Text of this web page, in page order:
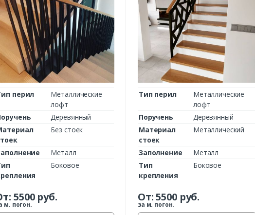
перил
Металлические
лофт
Деревянный
Без стоек
Металл
Боковое
5500руб.
м. погон.
Тип перил
Металлические
лофт
Поручень
Деревянный
Материал
стоек
Металлический
Заполнение
Металл
Тип
крепления
Боковое
От:5500руб.
за м. погон.